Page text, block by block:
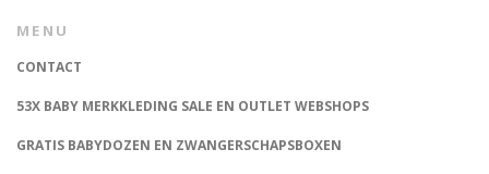
MENU
CONTACT
53X BABY MERKKLEDING SALE EN OUTLET WEBSHOPS
GRATIS BABYDOZEN EN ZWANGERSCHAPSBOXEN